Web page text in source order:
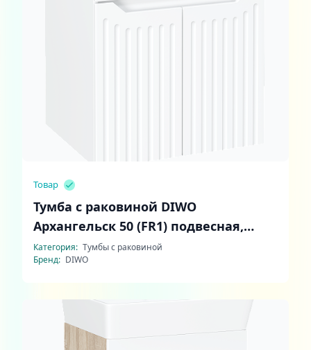
Товар
Тумба с раковиной DIWO
Архангельск 50 (FR1) подвесная,
белая
Категория: Тумбы с раковиной
Бренд: DIWO